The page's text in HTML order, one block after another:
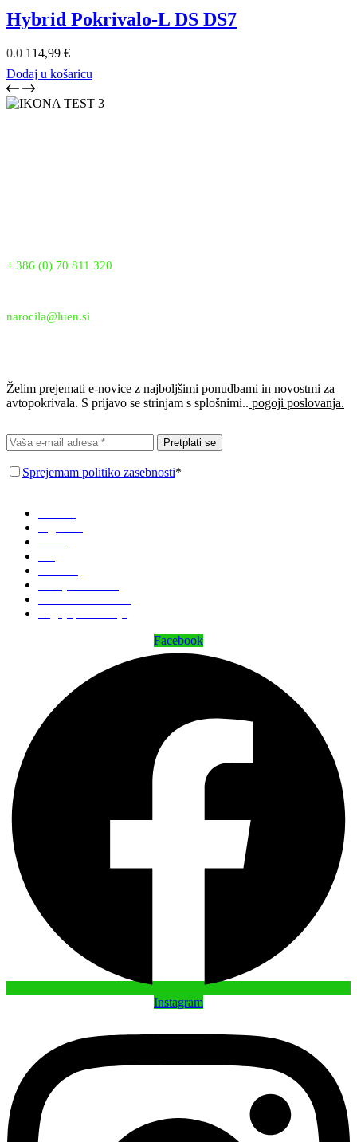
Hybrid Pokrivalo-L DS DS7
0.0 114,99 €
Dodaj u košaricu
+ 386 (0) 70 811 320
narocila@luen.si
Želim prejemati e-novice z najboljšimi ponudbami in novostmi za
avtopokrivala. S prijavo se strinjam s splošnimi.. pogoji poslovanja.
Pretplati se
Sprejemam politiko zasebnosti*
Facebook
Instagram